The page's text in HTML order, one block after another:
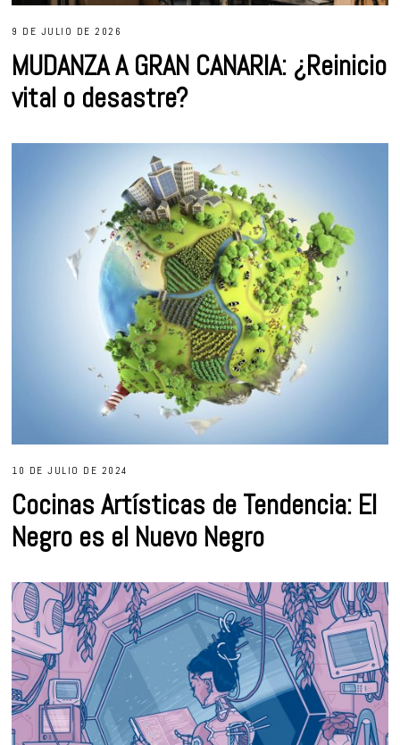
9 DE JULIO DE 2026
MUDANZA A GRAN CANARIA: ¿Reinicio
vital o desastre?
10 DE JULIO DE 2024
Cocinas Artísticas de Tendencia: El
Negro es el Nuevo Negro